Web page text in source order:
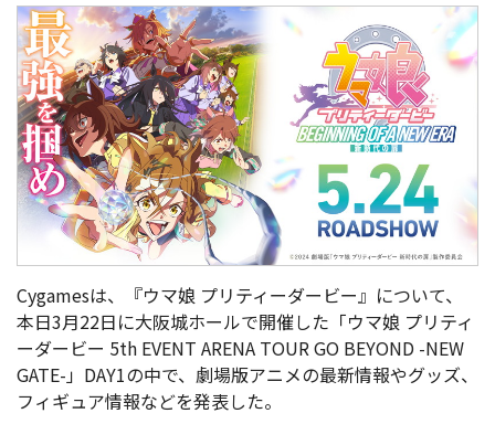
Cygamesは、『ウマ娘 プリティーダービー』について、
本日3月22日に大阪城ホールで開催した「ウマ娘 プリティ
ーダービー 5th EVENT ARENA TOUR GO BEYOND -NEW
GATE-」DAY1の中で、劇場版アニメの最新情報やグッズ、
フィギュア情報などを発表した。